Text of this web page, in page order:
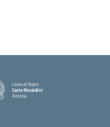
Liceo di Stato
Carlo Rinaldini
Ancona